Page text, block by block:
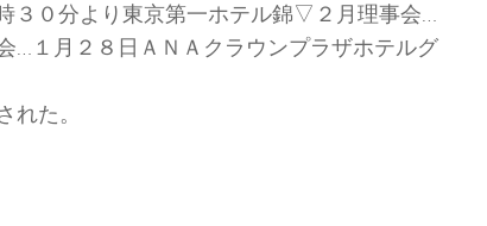
３０分より東京第一ホテル錦▽２月理事会…
…１月２８日ＡＮＡクラウンプラザホテルグ
た。